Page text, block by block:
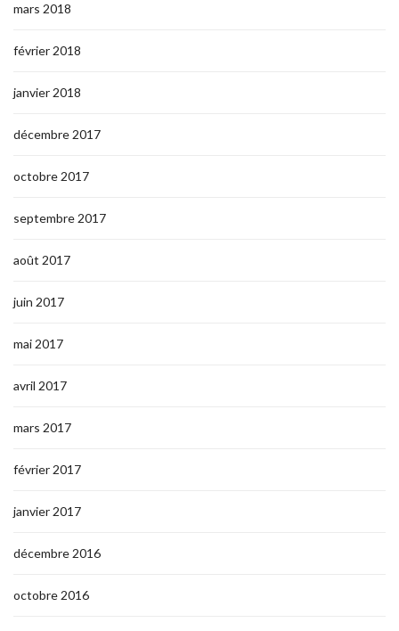
mars 2018
février 2018
janvier 2018
décembre 2017
octobre 2017
septembre 2017
août 2017
juin 2017
mai 2017
avril 2017
mars 2017
février 2017
janvier 2017
décembre 2016
octobre 2016